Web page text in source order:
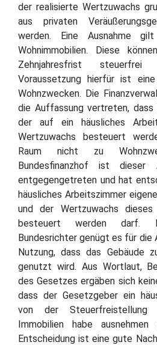
der realisierte Wertzuwachs
aus privaten
werden. Eine Ausnahme
Wohnimmobilien. Diese
Zehnjahresfrist steuerfrei
Voraussetzung hierfür ist
Wohnzwecken. Die
die Auffassung vertreten, dass
der auf ein häusliches
Wertzuwachs besteuert
Raum nicht zu
Bundesfinanzhof ist dieser
entgegengetreten und hat
häusliches Arbeitszimmer
und der Wertzuwachs
besteuert werden darf.
Bundesrichter genügt es für die
Nutzung, dass das Gebäude
genutzt wird. Aus Wortlaut,
des Gesetzes ergäben sich
dass der Gesetzgeber ein
von der Steuerfreistellung
Immobilien habe
Entscheidung ist eine gute